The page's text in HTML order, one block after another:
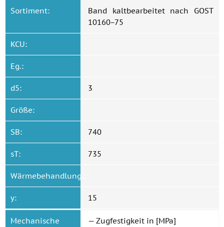
Sortiment:
Band kaltbearbeitet nach GOST
10160−75
KCU:
Eg.:
d5: 3
Größe:
SB: 740
sT: 735
Wärmebehandlung.:
y: 15
Mechanische
— Zugfestigkeit in [MPa]